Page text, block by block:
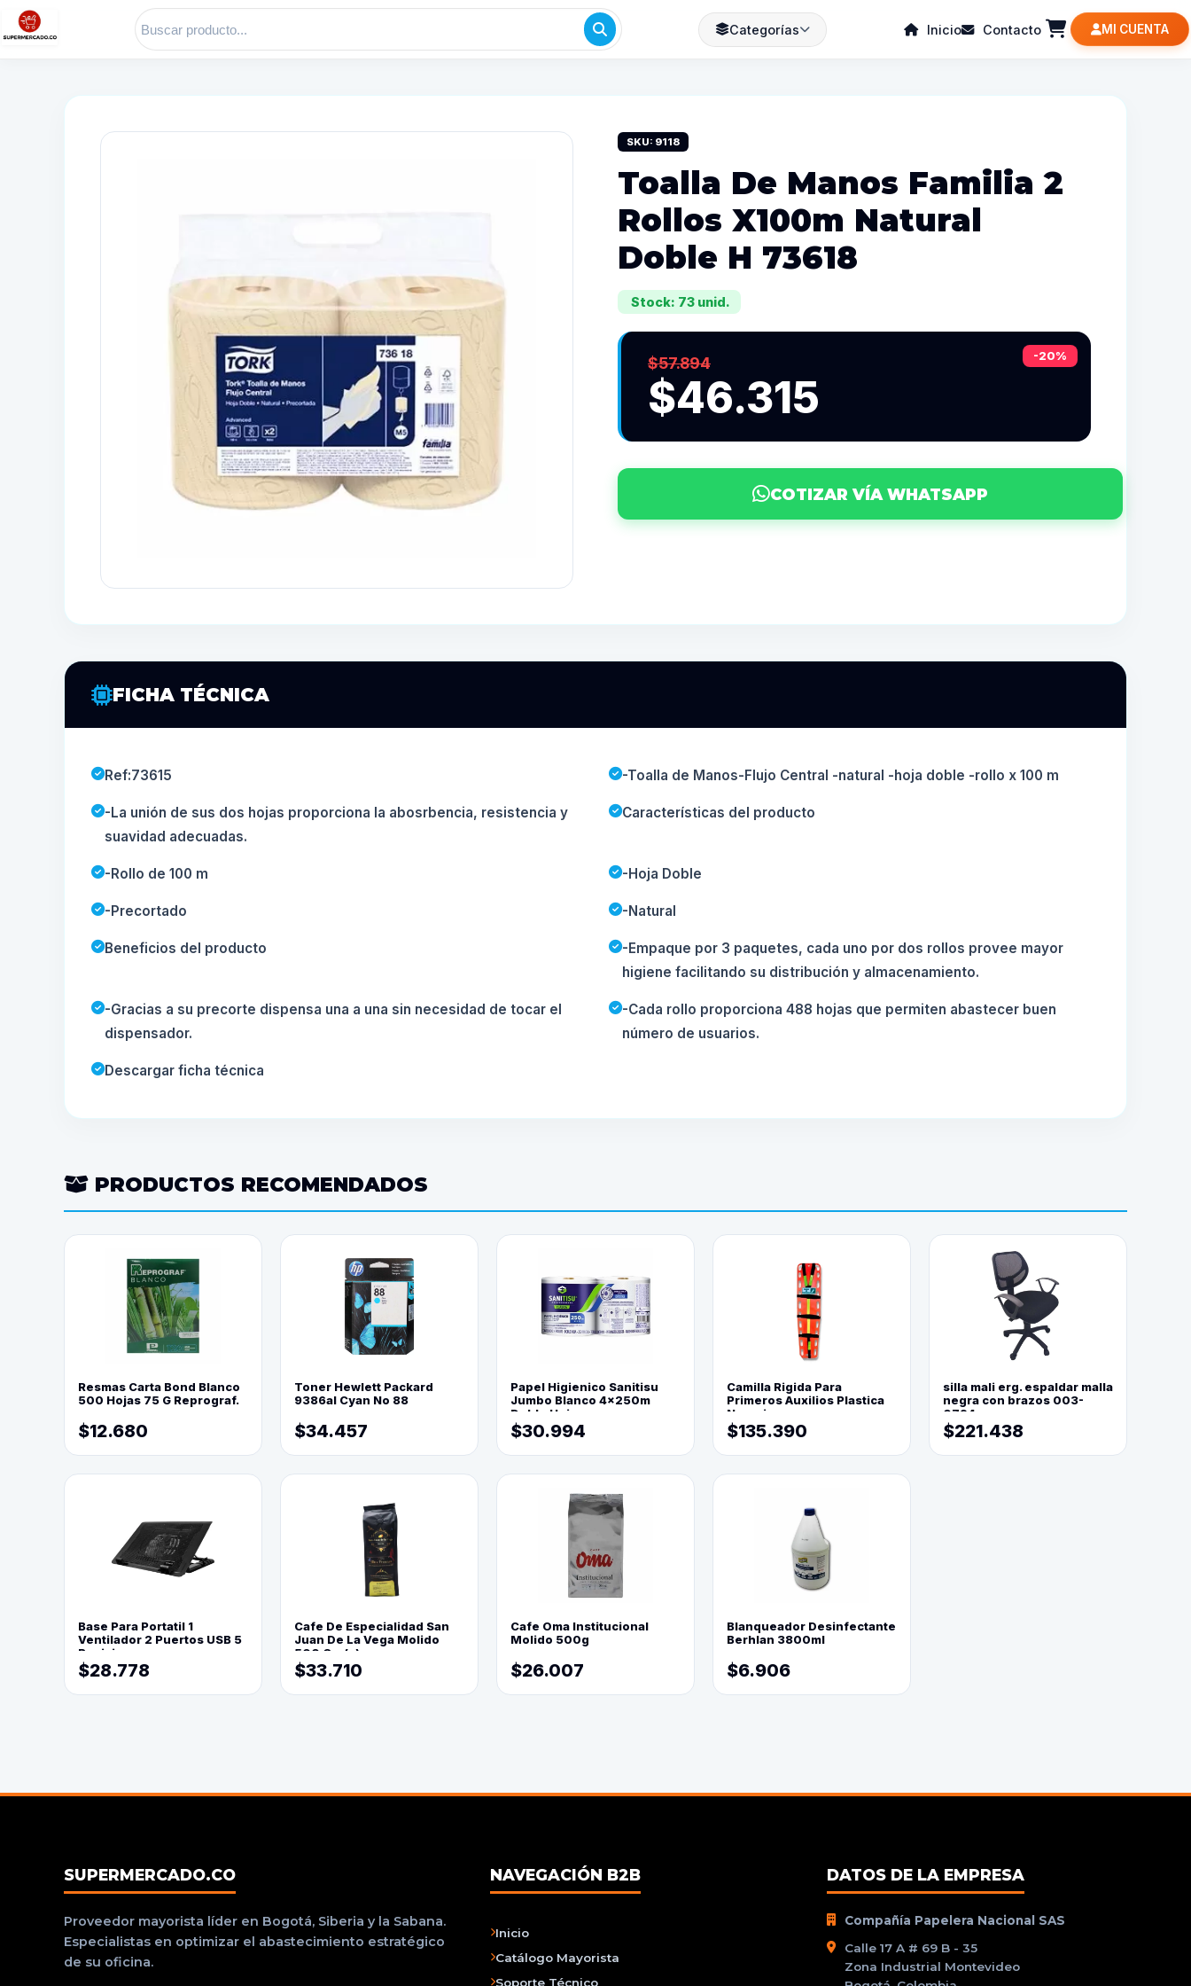
Categorías Inicio Contacto MI CUENTA
SKU: 9118
Toalla De Manos Familia 2
Rollos X100m Natural
Doble H 73618
Stock: 73 unid.
-20%
$57.894
$46.315
COTIZAR VÍA WHATSAPP
FICHA TÉCNICA
Ref:73615 -Toalla de Manos-Flujo Central -natural -hoja doble -rollo x 100 m
-La unión de sus dos hojas proporciona la abosrbencia, resistencia y
suavidad adecuadas.
Características del producto
-Rollo de 100 m -Hoja Doble
-Precortado -Natural
Beneficios del producto
-Empaque por 3 paquetes, cada uno por dos rollos provee mayor
higiene facilitando su distribución y almacenamiento.
-Gracias a su precorte dispensa una a una sin necesidad de tocar el
dispensador.
-Cada rollo proporciona 488 hojas que permiten abastecer buen
número de usuarios.
Descargar ficha técnica
PRODUCTOS RECOMENDADOS
Resmas Carta Bond Blanco
500 Hojas 75 G Reprograf.
$12.680
Toner Hewlett Packard
9386al Cyan No 88
$34.457
Papel Higienico Sanitisu
Jumbo Blanco 4x250m
Doble Hoja
$30.994
Camilla Rigida Para
Primeros Auxilios Plastica
Naranja
$135.390
silla mali erg. espaldar malla
negra con brazos 003-
0794
$221.438
Base Para Portatil 1
Ventilador 2 Puertos USB 5
Posiciones
$28.778
Cafe De Especialidad San
Juan De La Vega Molido
500 Grs(=)
$33.710
Cafe Oma Institucional
Molido 500g
$26.007
Blanqueador Desinfectante
Berhlan 3800ml
$6.906
SUPERMERCADO.CO
Proveedor mayorista líder en Bogotá, Siberia y la Sabana.
Especialistas en optimizar el abastecimiento estratégico
de su oficina.
NAVEGACIÓN B2B
Inicio
Catálogo Mayorista
Soporte Técnico
DATOS DE LA EMPRESA
Compañía Papelera Nacional SAS
Calle 17 A # 69 B - 35
Zona Industrial Montevideo